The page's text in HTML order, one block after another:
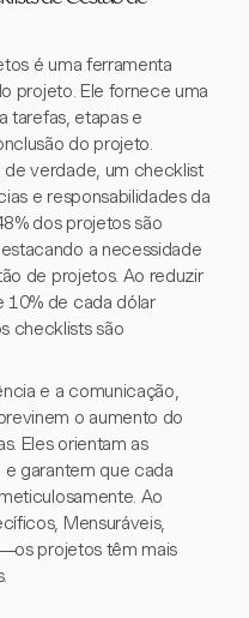
é uma ferramenta
projeto. Ele fornece uma
tarefas, etapas e
do projeto.
verdade, um checklist
e responsabilidades da
dos projetos são
a necessidade
de projetos. Ao reduzir
de cada dólar
checklists são
e a comunicação,
o aumento do
Eles orientam as
e garantem que cada
Ao
Mensuráveis,
projetos têm mais